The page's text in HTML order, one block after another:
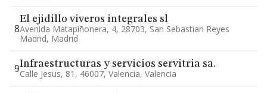
8
El ejidillo viveros integrales sl
Avenida Matapiñonera, 4, 28703, San Sebastian Reyes
Madrid, Madrid
9Infraestructuras y servicios servitria sa.
Calle Jesus, 81, 46007, Valencia, Valencia